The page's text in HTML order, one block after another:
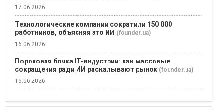
17.06.2026
Технологические компании сократили 150 000
работников, объясняя это ИИ (founder.ua)
16.06.2026
Пороховая бочка IT-индустрии: как массовые
сокращения ради ИИ раскалывают рынок (founder.ua)
16.06.2026